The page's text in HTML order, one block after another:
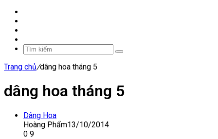
Tìm
Trang chủ/dâng hoa tháng 5
dâng hoa tháng 5
Dâng Hoa
Hoàng Phẩm13/10/2014
0 9